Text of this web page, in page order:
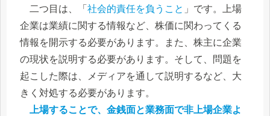
二つ目は、「 社会的責任を負うこと 」です。上場
企業は業績に関する情報など、株価に関わってくる
情報を開示する必要があります。また、株主に企業
の現状を説明する必要があります。そして、問題を
起こした際は、メディアを通して説明するなど、大
きく対処する必要があります。
上場することで、金銭面と業務面で非上場企業よ